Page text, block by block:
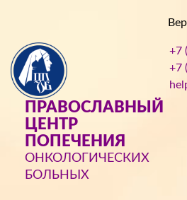
ПРАВОСЛАВНЫЙ
ЦЕНТР
ПОПЕЧЕНИЯ
ОНКОЛОГИЧЕСКИХ
БОЛЬНЫХ
+7
+7